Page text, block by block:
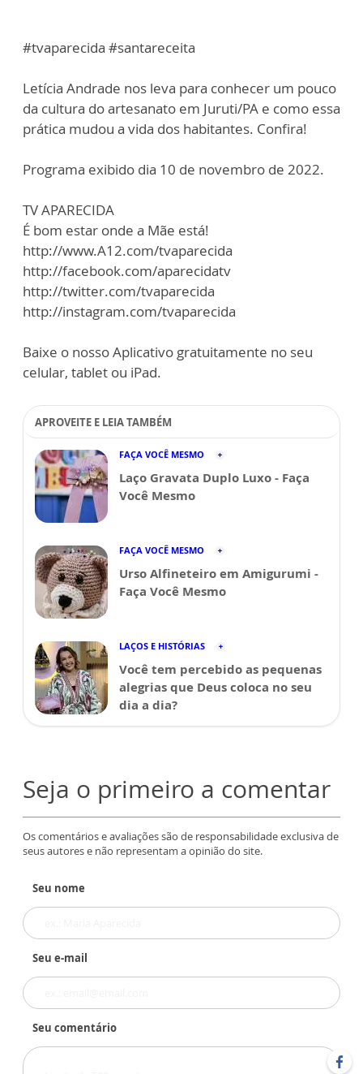
#tvaparecida #santareceita
Letícia Andrade nos leva para conhecer um pouco
da cultura do artesanato em Juruti/PA e como essa
prática mudou a vida dos habitantes. Confira!
Programa exibido dia 10 de novembro de 2022.
TV APARECIDA
É bom estar onde a Mãe está!
http://www.A12.com/tvaparecida
http://facebook.com/aparecidatv
http://twitter.com/tvaparecida
http://instagram.com/tvaparecida
Baixe o nosso Aplicativo gratuitamente no seu
celular, tablet ou iPad.
APROVEITE E LEIA TAMBÉM
FAÇA VOCÊ MESMO
Laço Gravata Duplo Luxo - Faça
Você Mesmo
FAÇA VOCÊ MESMO
Urso Alfineteiro em Amigurumi -
Faça Você Mesmo
LAÇOS E HISTÓRIAS
Você tem percebido as pequenas
alegrias que Deus coloca no seu
dia a dia?
Seja o primeiro a comentar
Os comentários e avaliações são de responsabilidade exclusiva de
seus autores e não representam a opinião do site.
Seu nome
Seu e-mail
Seu comentário